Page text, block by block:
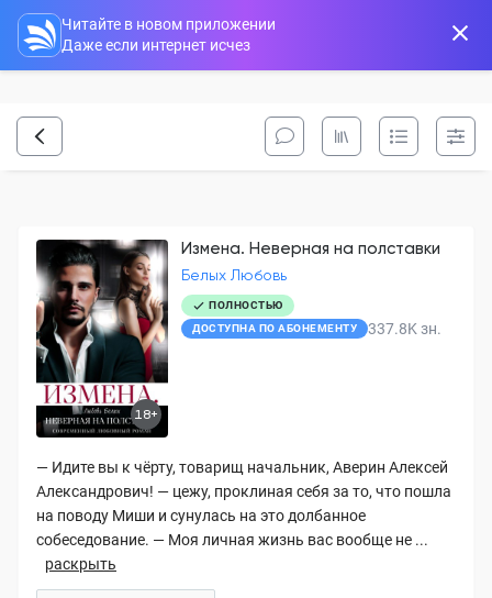
Читайте в новом приложении
Даже если интернет исчез
18+
Измена. Неверная на полставки
Белых Любовь
ПОЛНОСТЬЮ
ДОСТУПНА ПО АБОНЕМЕНТУ
337.8K зн.
— Идите вы к чёрту, товарищ начальник, Аверин Алексей
Александрович! — цежу, проклиная себя за то, что пошла
на поводу Миши и сунулась на это долбанное
собеседование. — Моя личная жизнь вас вообще не ...
раскрыть